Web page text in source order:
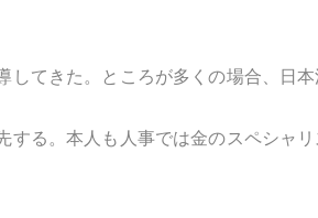
てきた。ところが多くの場合、日
る。本人も人事では金のスペシャ